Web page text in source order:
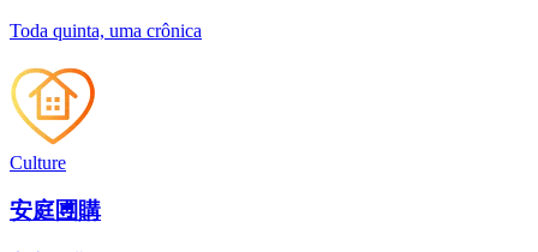
Toda quinta, uma crônica
Culture
安庭圑購